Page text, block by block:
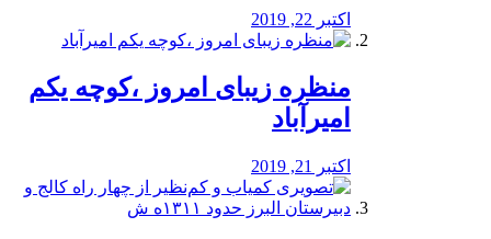
اکتبر 22, 2019
منظره‌‌ زیبای امروز ،کوچه یکم
امیرآباد
اکتبر 21, 2019